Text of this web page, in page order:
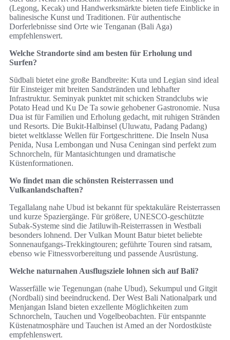
(Legong, Kecak) und Handwerksmärkte bieten tiefe Einblicke in
balinesische Kunst und Traditionen. Für authentische
Dorferlebnisse sind Orte wie Tenganan (Bali Aga)
empfehlenswert.
Welche Strandorte sind am besten für Erholung und
Surfen?
Südbali bietet eine große Bandbreite: Kuta und Legian sind ideal
für Einsteiger mit breiten Sandstränden und lebhafter
Infrastruktur. Seminyak punktet mit schicken Strandclubs wie
Potato Head und Ku De Ta sowie gehobener Gastronomie. Nusa
Dua ist für Familien und Erholung gedacht, mit ruhigen Stränden
und Resorts. Die Bukit‑Halbinsel (Uluwatu, Padang Padang)
bietet weltklasse Wellen für Fortgeschrittene. Die Inseln Nusa
Penida, Nusa Lembongan und Nusa Ceningan sind perfekt zum
Schnorcheln, für Mantasichtungen und dramatische
Küstenformationen.
Wo findet man die schönsten Reisterrassen und
Vulkanlandschaften?
Tegallalang nahe Ubud ist bekannt für spektakuläre Reisterrassen
und kurze Spaziergänge. Für größere, UNESCO-geschützte
Subak‑Systeme sind die Jatiluwih‑Reisterrassen in Westbali
besonders lohnend. Der Vulkan Mount Batur bietet beliebte
Sonnenaufgangs‑Trekkingtouren; geführte Touren sind ratsam,
ebenso wie Fitnessvorbereitung und passende Ausrüstung.
Welche naturnahen Ausflugsziele lohnen sich auf Bali?
Wasserfälle wie Tegenungan (nahe Ubud), Sekumpul und Gitgit
(Nordbali) sind beeindruckend. Der West Bali Nationalpark und
Menjangan Island bieten exzellente Möglichkeiten zum
Schnorcheln, Tauchen und Vogelbeobachten. Für entspannte
Küstenatmosphäre und Tauchen ist Amed an der Nordostküste
empfehlenswert.